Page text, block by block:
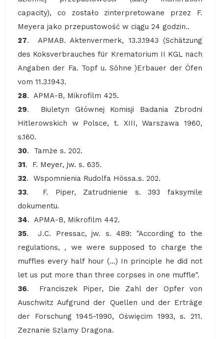
capacity), co zostało zinterpretowane przez F.
Meyera jako przepustowość w ciągu 24 godzin..
27. APMAB. Aktenvermerk, 13.3.1943 (Schätzung
des Koksverbrauches für Krematorium II KGL nach
Angaben der Fa. Topf u. Söhne )Erbauer der Öfen
vom 11.3.1943.
28. APMA-B, Mikrofilm 425.
29. Biuletyn Głównej Komisji Badania Zbrodni
Hitlerowskich w Polsce, t. XIII, Warszawa 1960,
s.160.
30. Tamże s. 202.
31. F. Meyer, jw. s. 635.
32. Wspomnienia Rudolfa Hössa.s. 202.
33. F. Piper, Zatrudnienie s. 393 faksymile
dokumentu.
34. APMA-B, Mikrofilm 442.
35. J.C. Pressac, jw. s. 489: "According to the
regulations, , we were supposed to charge the
muffles every half hour (...) In principle he did not
let us put more than three corpses in one muffle".
36. Franciszek Piper, Die Zahl der Opfer von
Auschwitz Aufgrund der Quellen und der Erträge
der Forschung 1945-1990, Oświęcim 1993, s. 211.
Zeznanie Szlamy Dragona.